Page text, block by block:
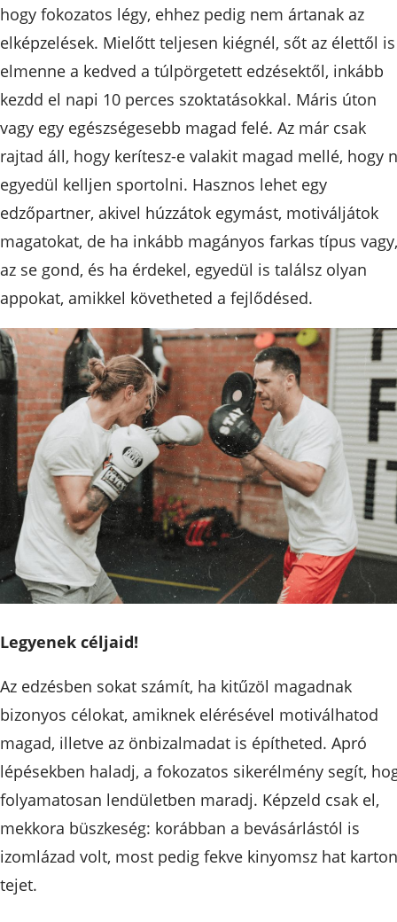
hogy fokozatos légy, ehhez pedig nem ártanak az
elképzelések. Mielőtt teljesen kiégnél, sőt az élettől is
elmenne a kedved a túlpörgetett edzésektől, inkább
kezdd el napi 10 perces szoktatásokkal. Máris úton
vagy egy egészségesebb magad felé. Az már csak
rajtad áll, hogy kerítesz-e valakit magad mellé, hogy
egyedül kelljen sportolni. Hasznos lehet egy
edzőpartner, akivel húzzátok egymást, motiváljátok
magatokat, de ha inkább magányos farkas típus vagy,
az se gond, és ha érdekel, egyedül is találsz olyan
appokat, amikkel követheted a fejlődésed.
Legyenek céljaid!
Az edzésben sokat számít, ha kitűzöl magadnak
bizonyos célokat, amiknek elérésével motiválhatod
magad, illetve az önbizalmadat is építheted. Apró
lépésekben haladj, a fokozatos sikerélmény segít,
folyamatosan lendületben maradj. Képzeld csak el,
mekkora büszkeség: korábban a bevásárlástól is
izomlázad volt, most pedig fekve kinyomsz hat karton
tejet.